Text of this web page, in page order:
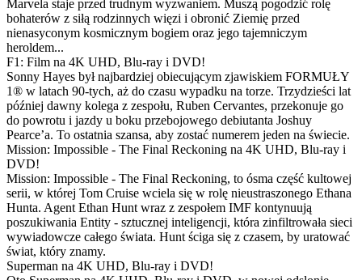
Marvela staje przed trudnym wyzwaniem. Muszą pogodzić rolę
bohaterów z siłą rodzinnych więzi i obronić Ziemię przed
nienasyconym kosmicznym bogiem oraz jego tajemniczym
heroldem...
F1: Film na 4K UHD, Blu-ray i DVD!
Sonny Hayes był najbardziej obiecującym zjawiskiem FORMUŁY
1® w latach 90-tych, aż do czasu wypadku na torze. Trzydzieści lat
później dawny kolega z zespołu, Ruben Cervantes, przekonuje go
do powrotu i jazdy u boku przebojowego debiutanta Joshuy
Pearce’a. To ostatnia szansa, aby zostać numerem jeden na świecie.
Mission: Impossible - The Final Reckoning na 4K UHD, Blu-ray i
DVD!
Mission: Impossible - The Final Reckoning, to ósma część kultowej
serii, w której Tom Cruise wciela się w rolę nieustraszonego Ethana
Hunta. Agent Ethan Hunt wraz z zespołem IMF kontynuują
poszukiwania Entity - sztucznej inteligencji, która zinfiltrowała sieci
wywiadowcze całego świata. Hunt ściga się z czasem, by uratować
świat, który znamy.
Superman na 4K UHD, Blu-ray i DVD!